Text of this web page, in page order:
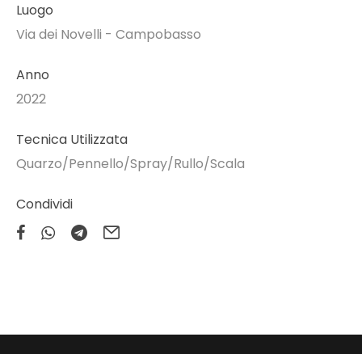
Luogo
Via dei Novelli - Campobasso
Anno
2022
Tecnica Utilizzata
Quarzo/Pennello/Spray/Rullo/Scala
Condividi